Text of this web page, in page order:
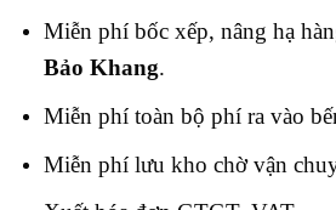
Miễn phí bốc xếp, nâng hạ
Bảo Khang.
Miễn phí toàn bộ phí ra vào
Miễn phí lưu kho chờ vận